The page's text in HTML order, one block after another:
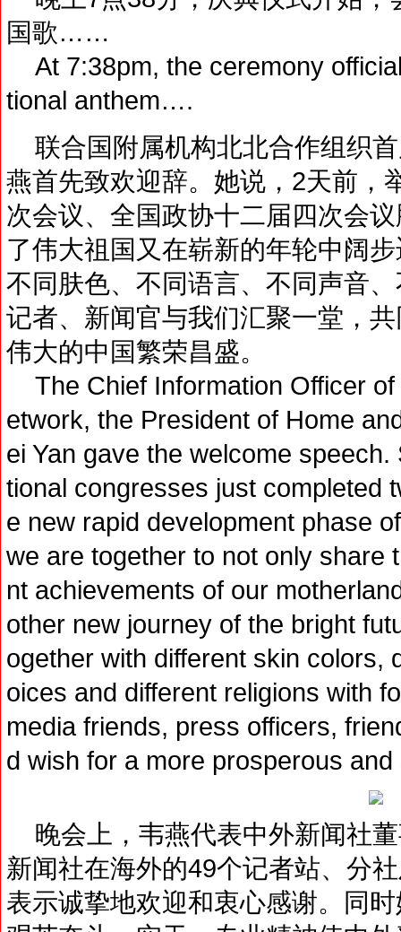
国歌……
At 7:38pm, the ceremony
tional anthem….
联合国附属机构北北合作组织
燕首先致欢迎辞。她说，2天前，
次会议、全国政协十二届四次会
了伟大祖国又在崭新的年轮中阔
不同肤色、不同语言、不同声音
记者、新闻官与我们汇聚一堂，
伟大的中国繁荣昌盛。
The Chief Information Officer
etwork, the President of Home
ei Yan gave the welcome
tional congresses just completed
e new rapid development phase
we are together to not only share
nt achievements of our
other new journey of the bright
ogether with different skin colors,
oices and different religions with
media friends, press officers,
d wish for a more prosperous
晚会上，韦燕代表中外新闻社
新闻社在海外的49个记者站、分
表示诚挚地欢迎和衷心感谢。同